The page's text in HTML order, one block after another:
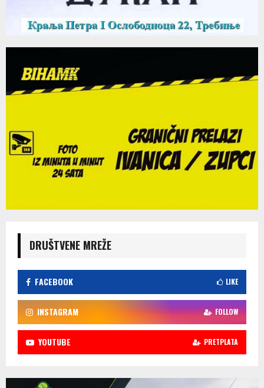
DRUŠTVENE MREŽE
FACEBOOK LIKE
INSTAGRAM FOLLOW
YOUTUBE PRETPLATA